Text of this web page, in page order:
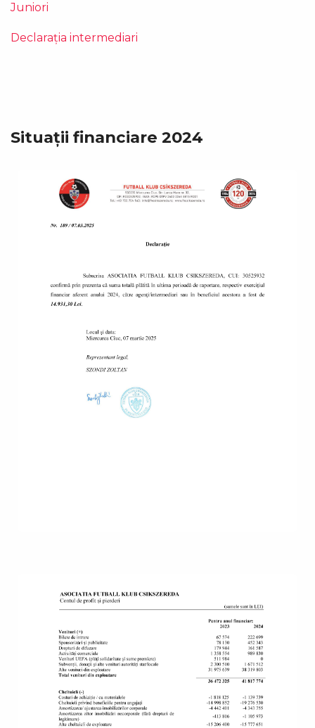
Juniori
Declarația intermediari
Situații financiare 2024